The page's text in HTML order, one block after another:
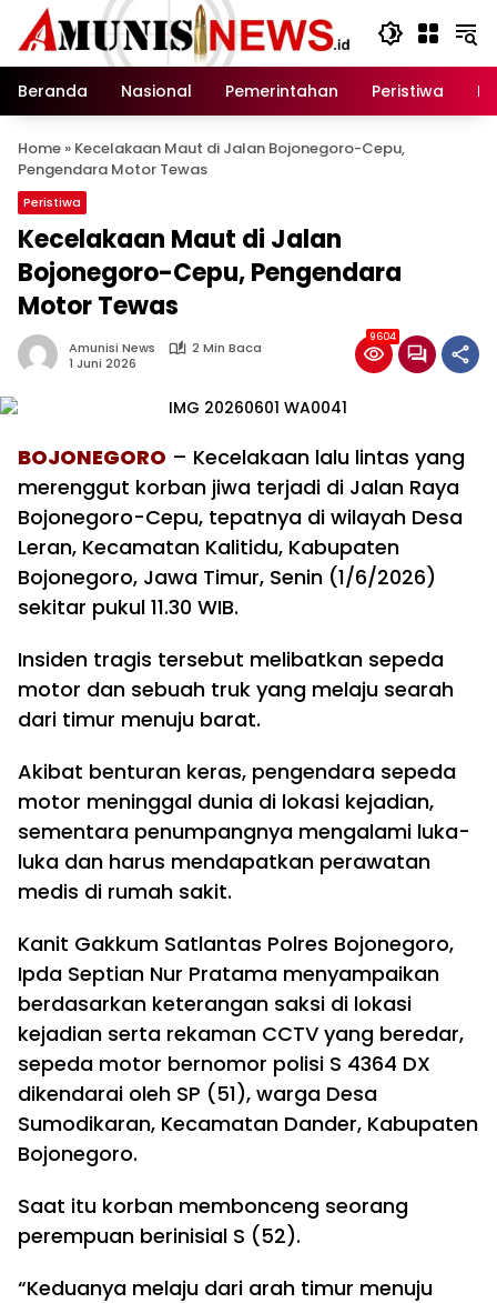
Langsung
konten
Beranda
Nasional Pemerintahan Peristiwa
Home » Kecelakaan Maut di Jalan Bojonegoro-Cepu,
Pengendara Motor Tewas
Peristiwa
Kecelakaan Maut di Jalan
Bojonegoro-Cepu, Pengendara
Motor Tewas
Amunisi News
2 Min Baca
1 Juni 2026
9604
BOJONEGORO – Kecelakaan lalu lintas yang
merenggut korban jiwa terjadi di Jalan Raya
Bojonegoro-Cepu, tepatnya di wilayah Desa
Leran, Kecamatan Kalitidu, Kabupaten
Bojonegoro, Jawa Timur, Senin (1/6/2026)
sekitar pukul 11.30 WIB.
Insiden tragis tersebut melibatkan sepeda
motor dan sebuah truk yang melaju searah
dari timur menuju barat.
Akibat benturan keras, pengendara sepeda
motor meninggal dunia di lokasi kejadian,
sementara penumpangnya mengalami luka-
luka dan harus mendapatkan perawatan
medis di rumah sakit.
Kanit Gakkum Satlantas Polres Bojonegoro,
Ipda Septian Nur Pratama menyampaikan
berdasarkan keterangan saksi di lokasi
kejadian serta rekaman CCTV yang beredar,
sepeda motor bernomor polisi S 4364 DX
dikendarai oleh SP (51), warga Desa
Sumodikaran, Kecamatan Dander, Kabupaten
Bojonegoro.
Saat itu korban membonceng seorang
perempuan berinisial S (52).
“Keduanya melaju dari arah timur menuju